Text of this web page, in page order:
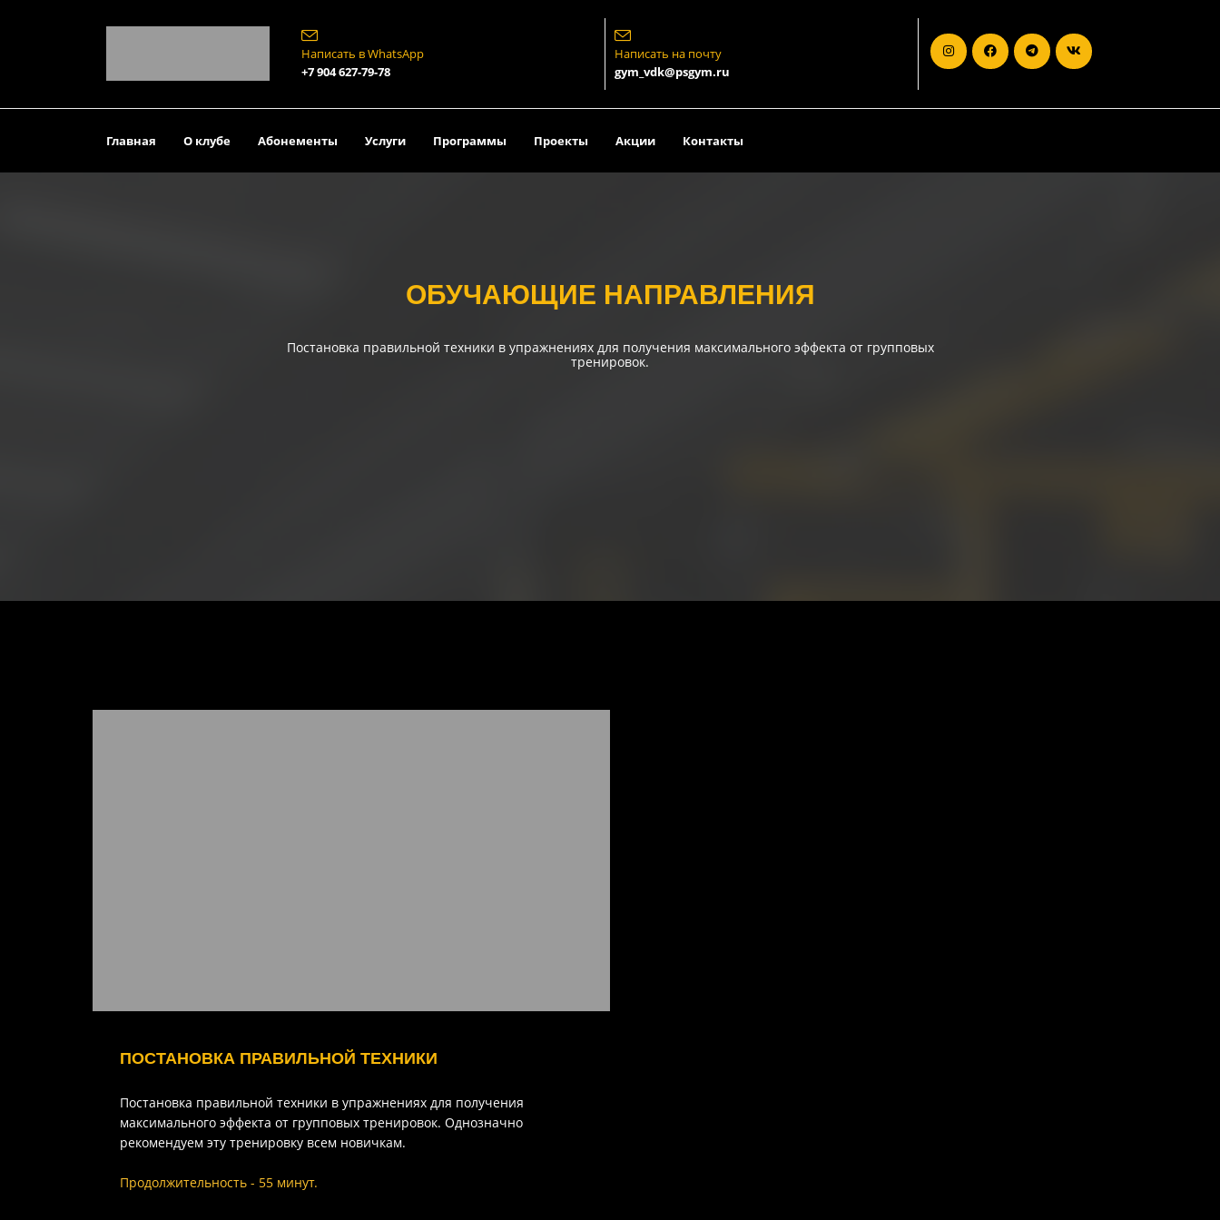
Написать в WhatsApp
+7 904 627-79-78
Написать на почту
gym_vdk@psgym.ru
Главная О клубе Абонементы Услуги Программы Проекты Акции Контакты
ОБУЧАЮЩИЕ НАПРАВЛЕНИЯ
Постановка правильной техники в упражнениях для получения максимального эффекта от групповых
тренировок.
ПОСТАНОВКА ПРАВИЛЬНОЙ ТЕХНИКИ
Постановка правильной техники в упражнениях для получения
максимального эффекта от групповых тренировок. Однозначно
рекомендуем эту тренировку всем новичкам.
Продолжительность - 55 минут.